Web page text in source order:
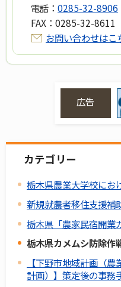
電話： 0285-32-8906
FAX： 0285-32-8611
お問い合わせはこ
広告
カテゴリー
栃木県農業大学校にお
新規就農者移住支援補
栃木県「農家民宿開業
栃木県カメムシ防除作
【下野市地域計画（
計画）】策定後の事務